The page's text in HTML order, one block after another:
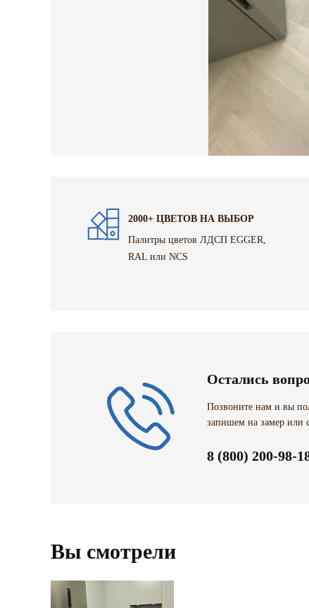
2000+ ЦВЕТОВ НА ВЫБОР
Палитры цветов ЛДСП EGGER,
RAL или NCS
Остались
Позвоните нам и вы
запишем на замер или
8 (800) 200-98-
Вы смотрели